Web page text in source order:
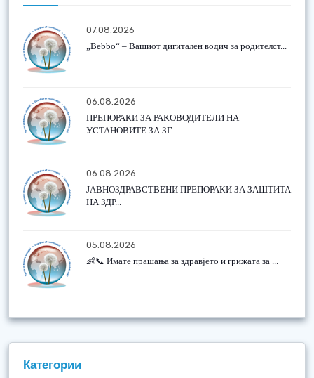
07.08.2026
„Bebbo“ – Вашиот дигитален водич за родителст...
06.08.2026
ПРЕПОРАКИ ЗА РАКОВОДИТЕЛИ НА
УСТАНОВИТЕ ЗА ЗГ...
06.08.2026
ЈАВНОЗДРАВСТВЕНИ ПРЕПОРАКИ ЗА ЗАШТИТА
НА ЗДР...
05.08.2026
👶📞 Имате прашања за здравјето и грижата за ...
Категории